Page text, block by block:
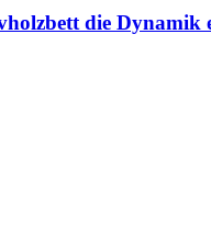
die Dynamik